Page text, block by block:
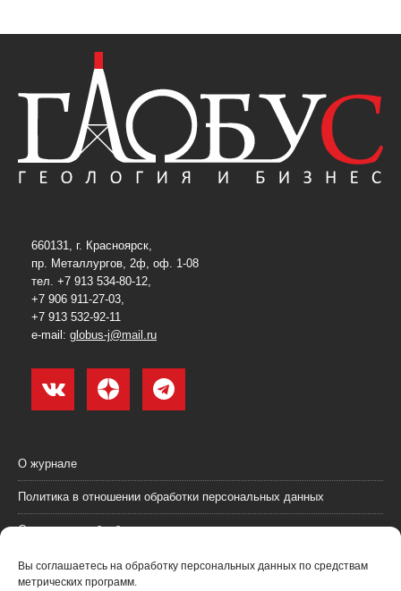
Вы соглашаетесь на обработку персональных данных по средствам
метрических программ.
660131, г. Красноярск,
пр. Металлургов, 2ф, оф. 1-08
тел. +7 913 534-80-12,
+7 906 911-27-03,
+7 913 532-92-11
e-mail: globus-j@mail.ru
О журнале
Политика в отношении обработки персональных данных
Согласие на обработку персональных данных
Пользовательское соглашение (оферта)